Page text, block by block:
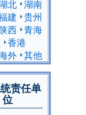
北 湖南
建 贵州
西 青海
香港
外 其他
责任单
位